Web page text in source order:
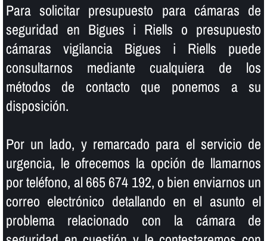
Para solicitar presupuesto para cámaras de
seguridad en Bigues i Riells o presupuesto
cámaras vigilancia Bigues i Riells puede
consultarnos mediante cualquiera de los
métodos de contacto que ponemos a su
disposición.
Por un lado, y remarcado para el servicio de
urgencia, le ofrecemos la opción de llamarnos
por teléfono, al 665 674 192, o bien enviarnos un
correo electrónico detallando en el asunto el
problema relacionado con la cámara de